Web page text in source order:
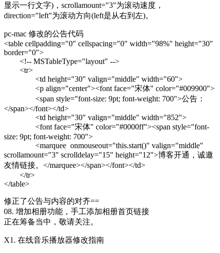
显示一行文字)，scrollamount="3"为滚动速度，
direction="left"为滚动方向(left是从右到左)。
pc-mac 修改的公告代码
<table cellpadding="0" cellspacing="0" width="98%" height="30"
border="0">
<!-- MSTableType="layout" -->
<tr>
<td height="30" valign="middle" width="60">
<p align="center"><font face="宋体" color="#009900">
<span style="font-size: 9pt; font-weight: 700">公告：
</span></font></td>
<td height="30" valign="middle" width="852">
<font face="宋体" color="#0000ff"><span style="font-
size: 9pt; font-weight: 700">
<marquee onmouseout="this.start()" valign="middle"
scrollamount="3" scrolldelay="15" height="12">博客开通，诚邀
友情链接。</marquee></span></font></td>
</tr>
</table>
修正了公告与内容的对齐==
08. 增加相册功能，手工添加相册首页链接
正在筹备当中，敬请关注。
X1. 在线音乐播放器修改指南